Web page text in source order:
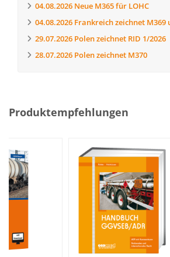
04.08.2026 Neue M365 für LOHC
04.08.2026 Frankreich zeichnet M369
29.07.2026 Polen zeichnet RID 1/2026
28.07.2026 Polen zeichnet M370
Produktempfehlungen